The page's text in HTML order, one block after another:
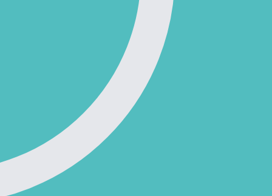
İstek Hattı